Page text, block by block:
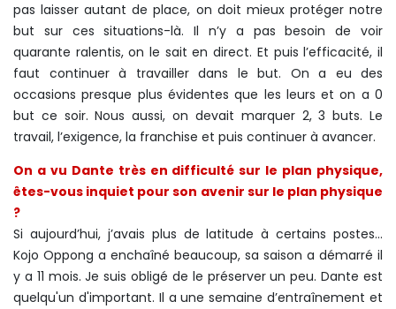
pas laisser autant de place, on doit mieux protéger notre
but sur ces situations-là. Il n’y a pas besoin de voir
quarante ralentis, on le sait en direct. Et puis l’efficacité, il
faut continuer à travailler dans le but. On a eu des
occasions presque plus évidentes que les leurs et on a 0
but ce soir. Nous aussi, on devait marquer 2, 3 buts. Le
travail, l’exigence, la franchise et puis continuer à avancer.
On a vu Dante très en difficulté sur le plan physique,
êtes-vous inquiet pour son avenir sur le plan physique
?
Si aujourd’hui, j’avais plus de latitude à certains postes…
Kojo Oppong a enchaîné beaucoup, sa saison a démarré il
y a 11 mois. Je suis obligé de le préserver un peu. Dante est
quelqu'un d'important. Il a une semaine d’entraînement et